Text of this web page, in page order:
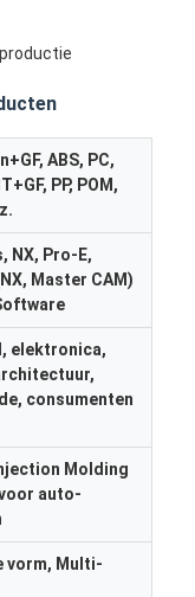
ABS, PC,
PP, POM,
NX, Pro-E,
Master CAM)
elektronica,
consumenten
Molding
auto-
vorm, Multi-